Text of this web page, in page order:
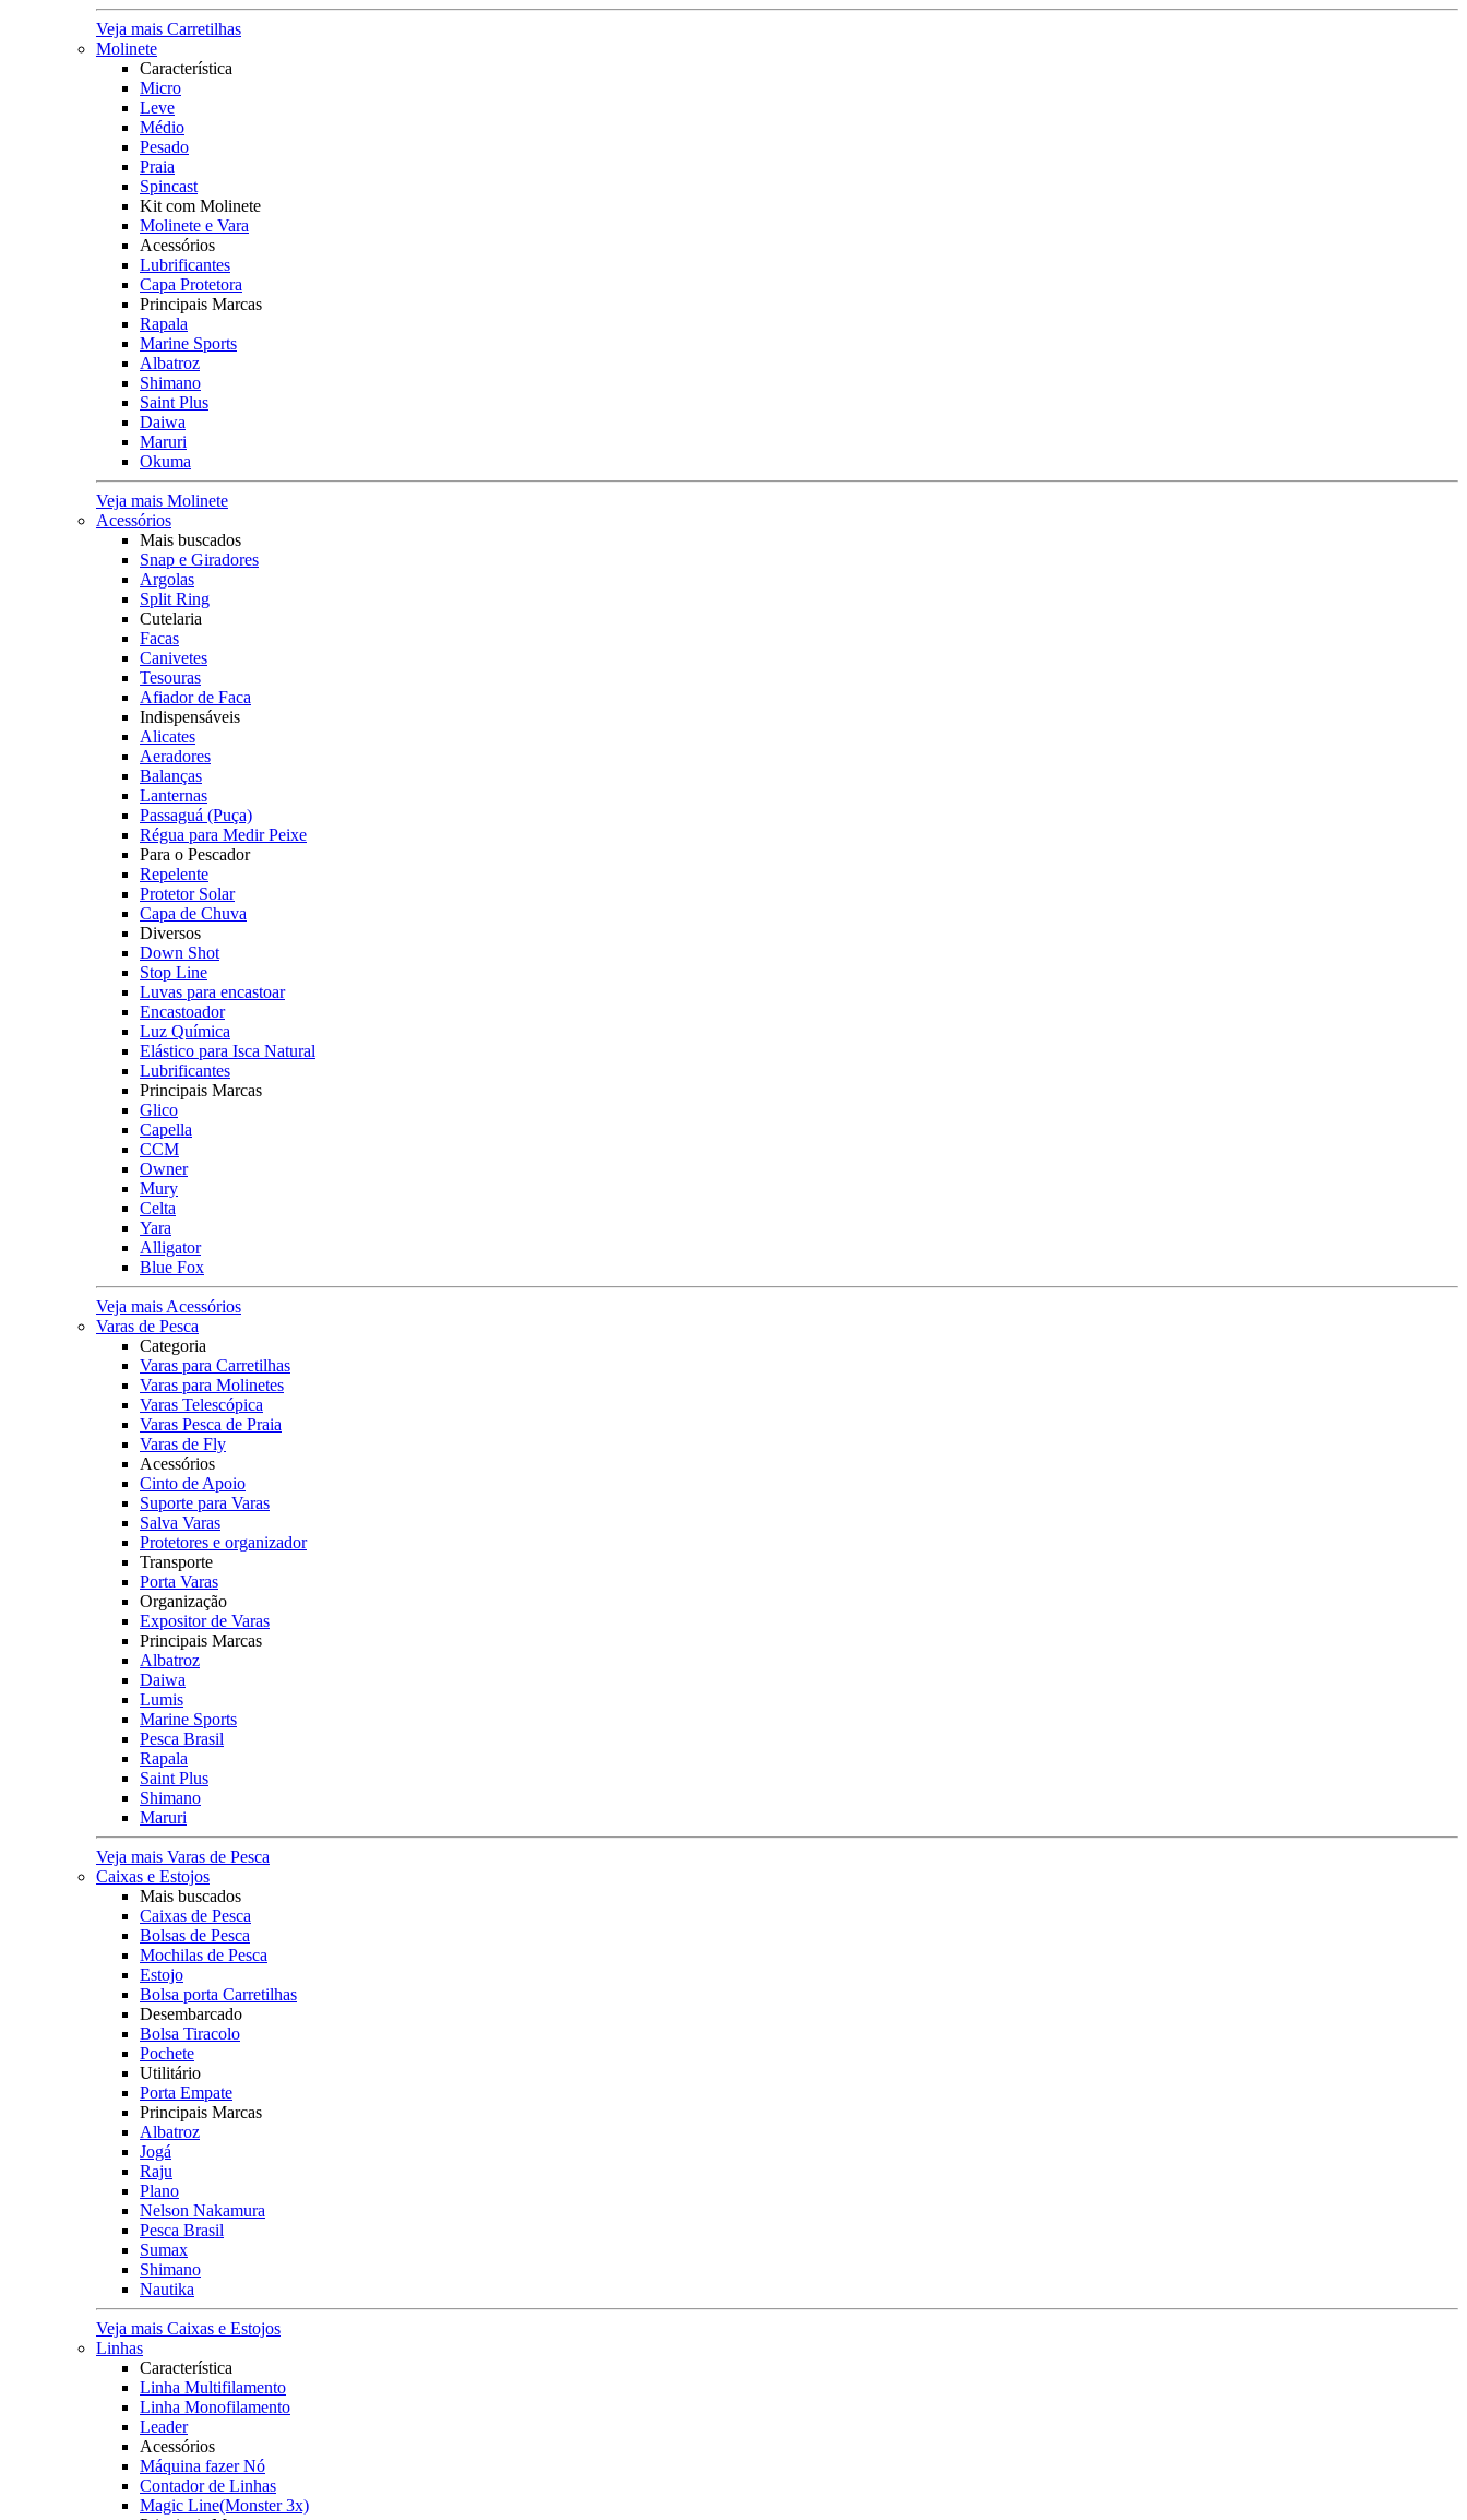
Veja mais Carretilhas
Molinete
Característica
Micro
Leve
Médio
Pesado
Praia
Spincast
Kit com Molinete
Molinete e Vara
Acessórios
Lubrificantes
Capa Protetora
Principais Marcas
Rapala
Marine Sports
Albatroz
Shimano
Saint Plus
Daiwa
Maruri
Okuma
Veja mais Molinete
Acessórios
Mais buscados
Snap e Giradores
Argolas
Split Ring
Cutelaria
Facas
Canivetes
Tesouras
Afiador de Faca
Indispensáveis
Alicates
Aeradores
Balanças
Lanternas
Passaguá (Puça)
Régua para Medir Peixe
Para o Pescador
Repelente
Protetor Solar
Capa de Chuva
Diversos
Down Shot
Stop Line
Luvas para encastoar
Encastoador
Luz Química
Elástico para Isca Natural
Lubrificantes
Principais Marcas
Glico
Capella
CCM
Owner
Mury
Celta
Yara
Alligator
Blue Fox
Veja mais Acessórios
Varas de Pesca
Categoria
Varas para Carretilhas
Varas para Molinetes
Varas Telescópica
Varas Pesca de Praia
Varas de Fly
Acessórios
Cinto de Apoio
Suporte para Varas
Salva Varas
Protetores e organizador
Transporte
Porta Varas
Organização
Expositor de Varas
Principais Marcas
Albatroz
Daiwa
Lumis
Marine Sports
Pesca Brasil
Rapala
Saint Plus
Shimano
Maruri
Veja mais Varas de Pesca
Caixas e Estojos
Mais buscados
Caixas de Pesca
Bolsas de Pesca
Mochilas de Pesca
Estojo
Bolsa porta Carretilhas
Desembarcado
Bolsa Tiracolo
Pochete
Utilitário
Porta Empate
Principais Marcas
Albatroz
Jogá
Raju
Plano
Nelson Nakamura
Pesca Brasil
Sumax
Shimano
Nautika
Veja mais Caixas e Estojos
Linhas
Característica
Linha Multifilamento
Linha Monofilamento
Leader
Acessórios
Máquina fazer Nó
Contador de Linhas
Magic Line(Monster 3x)